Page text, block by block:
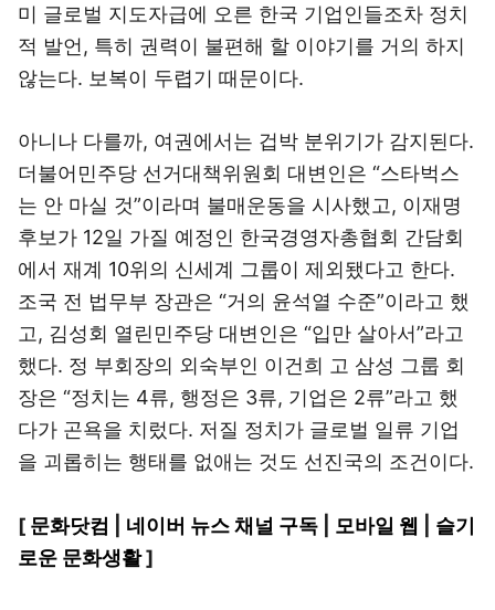
미 글로벌 지도자급에 오른 한국 기업인들조차 정치
적 발언, 특히 권력이 불편해 할 이야기를 거의 하지
않는다. 보복이 두렵기 때문이다.
아니나 다를까, 여권에서는 겁박 분위기가 감지된다.
더불어민주당 선거대책위원회 대변인은 “스타벅스
는 안 마실 것”이라며 불매운동을 시사했고, 이재명
후보가 12일 가질 예정인 한국경영자총협회 간담회
에서 재계 10위의 신세계 그룹이 제외됐다고 한다.
조국 전 법무부 장관은 “거의 윤석열 수준”이라고 했
고, 김성회 열린민주당 대변인은 “입만 살아서”라고
했다. 정 부회장의 외숙부인 이건희 고 삼성 그룹 회
장은 “정치는 4류, 행정은 3류, 기업은 2류”라고 했
다가 곤욕을 치렀다. 저질 정치가 글로벌 일류 기업
을 괴롭히는 행태를 없애는 것도 선진국의 조건이다.
[ 문화닷컴 네이버 뉴스 채널 구독 모바일 웹
슬기
로운 문화생활]